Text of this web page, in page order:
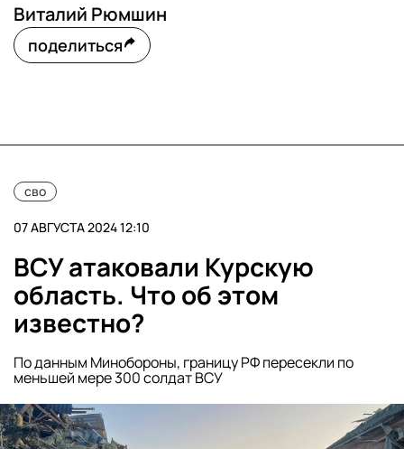
Виталий Рюмшин
поделиться
сво
07 АВГУСТА 2024 12:10
ВСУ атаковали Курскую
область. Что об этом
известно?
По данным Минобороны, границу РФ пересекли по
меньшей мере 300 солдат ВСУ